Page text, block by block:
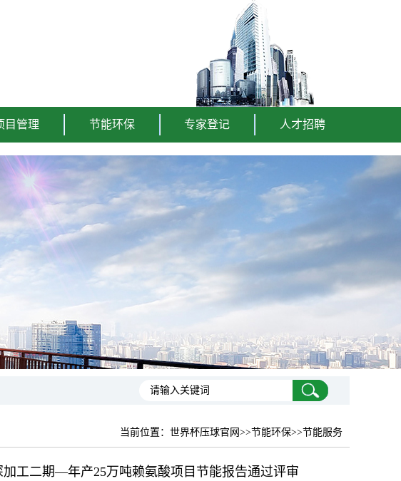
目管理 节能环保 专家登记 人才招聘
当前位置： 世界杯压球官网 >>节能环保>>节能服务
工二期—年产25万吨赖氨酸项目节能报告通过评审